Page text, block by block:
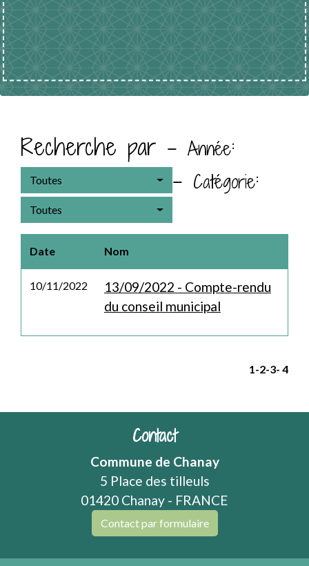
Recherche par - Année:
Toutes - Catégorie:
Toutes
Date Nom
10/11/2022
13/09/2022 - Compte-rendu
du conseil municipal
1-2-3- 4
Contact
Commune de Chanay
5 Place des tilleuls
01420 Chanay - FRANCE
Contact par formulaire